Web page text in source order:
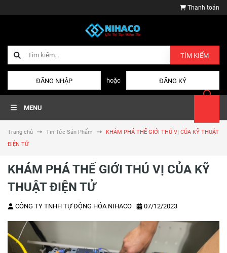
Thanh toán
TÌM KIẾM
ĐĂNG NHẬP hoặc ĐĂNG KÝ
MENU
Trang chủ Tin Tức Sản Phẩm
­KHÁM PHÁ THẾ GIỚI THÚ VỊ CỦA KỸ THUẬT
ĐIỆN TỬ
­KHÁM PHÁ THẾ GIỚI THÚ VỊ CỦA KỸ
THUẬT ĐIỆN TỬ
CÔNG TY TNHH TỰ ĐỘNG HÓA NIHACO 07/12/2023